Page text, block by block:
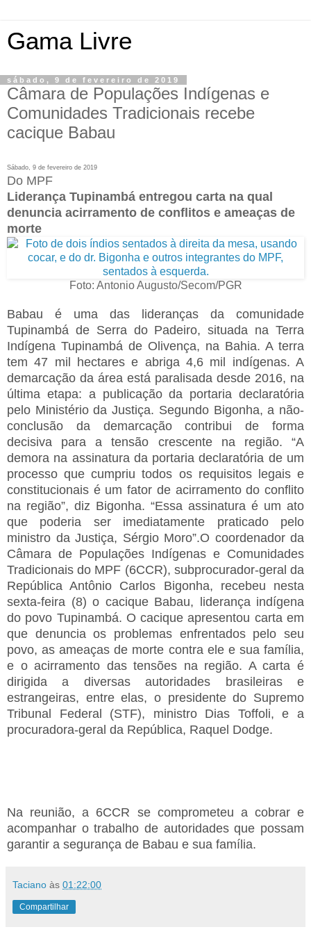
Gama Livre
sábado, 9 de fevereiro de 2019
Câmara de Populações Indígenas e
Comunidades Tradicionais recebe
cacique Babau
Sábado, 9 de fevereiro de 2019
Do MPF
Liderança Tupinambá entregou carta na qual
denuncia acirramento de conflitos e ameaças de
morte
Foto: Antonio Augusto/Secom/PGR
Babau é uma das lideranças da comunidade
Tupinambá de Serra do Padeiro, situada na Terra
Indígena Tupinambá de Olivença, na Bahia. A terra
tem 47 mil hectares e abriga 4,6 mil indígenas. A
demarcação da área está paralisada desde 2016, na
última etapa: a publicação da portaria declaratória
pelo Ministério da Justiça. Segundo Bigonha, a não-
conclusão da demarcação contribui de forma
decisiva para a tensão crescente na região. “A
demora na assinatura da portaria declaratória de um
processo que cumpriu todos os requisitos legais e
constitucionais é um fator de acirramento do conflito
na região”, diz Bigonha. “Essa assinatura é um ato
que poderia ser imediatamente praticado pelo
ministro da Justiça, Sérgio Moro”.O coordenador da
Câmara de Populações Indígenas e Comunidades
Tradicionais do MPF (6CCR), subprocurador-geral da
República Antônio Carlos Bigonha, recebeu nesta
sexta-feira (8) o cacique Babau, liderança indígena
do povo Tupinambá. O cacique apresentou carta em
que denuncia os problemas enfrentados pelo seu
povo, as ameaças de morte contra ele e sua família,
e o acirramento das tensões na região. A carta é
dirigida a diversas autoridades brasileiras e
estrangeiras, entre elas, o presidente do Supremo
Tribunal Federal (STF), ministro Dias Toffoli, e a
procuradora-geral da República, Raquel Dodge.
Na reunião, a 6CCR se comprometeu a cobrar e
acompanhar o trabalho de autoridades que possam
garantir a segurança de Babau e sua família.
Taciano às 01:22:00
Compartilhar